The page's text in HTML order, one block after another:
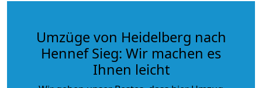
Umzüge von Heidelberg nach
Hennef Sieg: Wir machen es
Ihnen leicht